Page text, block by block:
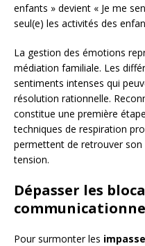
enfants » devient « Je me
seul(e) les activités des
La gestion des émotions
médiation familiale. Les
sentiments intenses qui
résolution rationnelle.
constitue une première
techniques de respiration
permettent de retrouver
tension.
Dépasser les
Pour surmonter les